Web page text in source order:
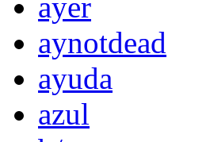
ayer
aynotdead
ayuda
azul